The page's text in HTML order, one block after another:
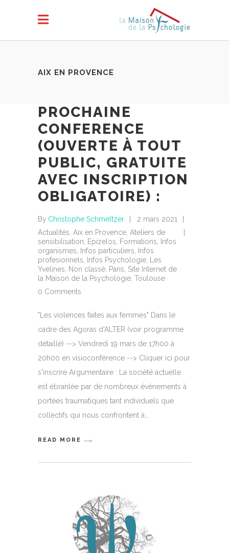
AIX EN PROVENCE
PROCHAINE
CONFERENCE
(OUVERTE À TOUT
PUBLIC, GRATUITE
AVEC INSCRIPTION
OBLIGATOIRE) :
By Christophe Schmeltzer
2 mars 2021
Actualités Aix en Provence Ateliers de
sensibilisation
Epizelos Formations
Infos
organismes
Infos particuliers
Infos
profesionnels
Infos Psychologie
Les
Yvelines
Non classé Paris Site Internet de
la Maison de la Psychologie Toulouse
0 Comments
"Les violences faites aux femmes" Dans le
cadre des Agoras d'ALTER (voir programme
détaillé) --> Vendredi 19 mars de 17h00 à
20h00 en visioconférence --> Cliquer ici pour
s'inscrire Argumentaire : La société actuelle
est ébranlée par de nombreux évènements à
portées traumatiques tant individuels que
collectifs qui nous confrontent à
READ MORE